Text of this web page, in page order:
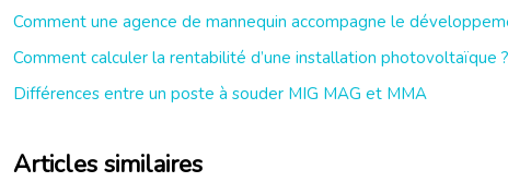
Comment une agence de mannequin accompagne le
Comment calculer la rentabilité d’une installation photovoltaïque ?
Différences entre un poste à souder MIG MAG et MMA
Articles similaires